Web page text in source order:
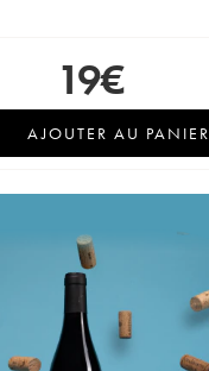
19€
AJOUTER AU PANIER